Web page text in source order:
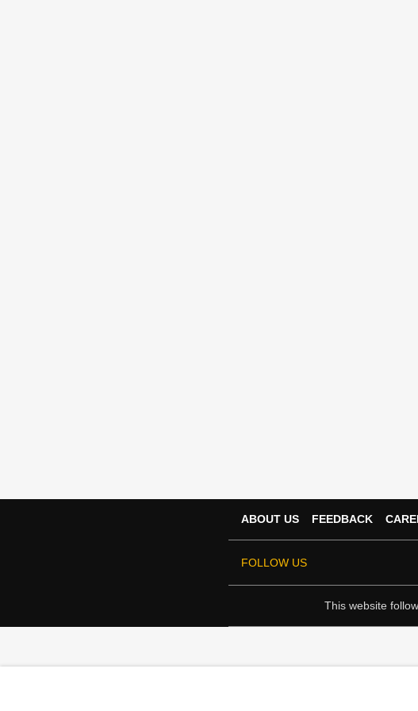
ABOUT US FEEDBACK
FOLLOW US
This website